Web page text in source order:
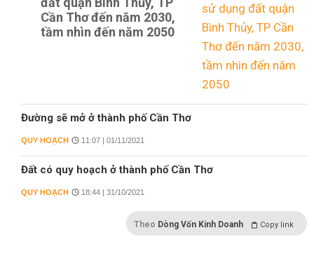
Cần Thơ đến năm 2030,
tầm nhìn đến năm 2050
Đường sẽ mở ở thành phố Cần Thơ
QUY HOẠCH 11:07 | 01/11/2021
Đất có quy hoạch ở thành phố Cần Thơ
QUY HOẠCH 18:44 | 31/10/2021
Theo Dòng Vốn Kinh Doanh Copy link